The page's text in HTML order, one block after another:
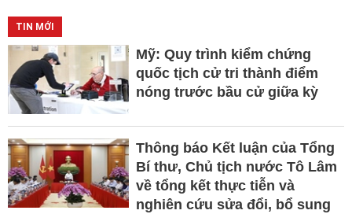
TIN MỚI
Mỹ: Quy trình kiểm chứng
quốc tịch cử tri thành điểm
nóng trước bầu cử giữa kỳ
Thông báo Kết luận của Tổng
Bí thư, Chủ tịch nước Tô Lâm
về tổng kết thực tiễn và
nghiên cứu sửa đổi, bổ sung